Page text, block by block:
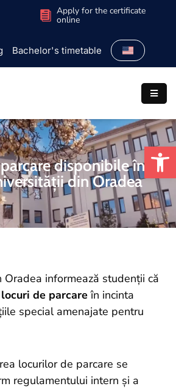
Apply for the certificate
online
Bachelor's timetable
disponibile în
din Oradea
Oradea informează studenții că
locuri de parcareîn incinta
special amenajate pentru
locurilor de parcare se
regulamentului intern și a